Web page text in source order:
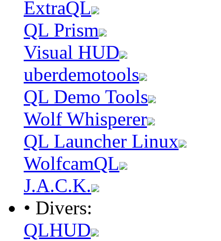
ExtraQL
QL Prism
Visual HUD
uberdemotools
QL Demo Tools
Wolf Whisperer
QL Launcher Linux
WolfcamQL
J.A.C.K.
• Divers:
QLHUD